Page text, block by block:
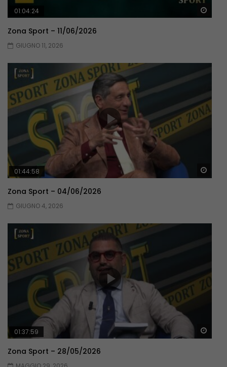
01:04:24
Zona Sport – 11/06/2026
GIUGNO 11, 2026
01:44:58
Zona Sport – 04/06/2026
GIUGNO 4, 2026
01:37:59
Zona Sport – 28/05/2026